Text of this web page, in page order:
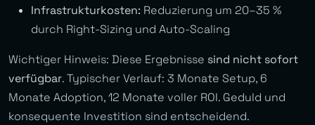
Infrastrukturkosten: Reduzierung um 20–35 %
durch Right-Sizing und Auto-Scaling
Wichtiger Hinweis: Diese Ergebnisse sind nicht sofort
verfügbar. Typischer Verlauf: 3 Monate Setup, 6
Monate Adoption, 12 Monate voller ROI. Geduld und
konsequente Investition sind entscheidend.